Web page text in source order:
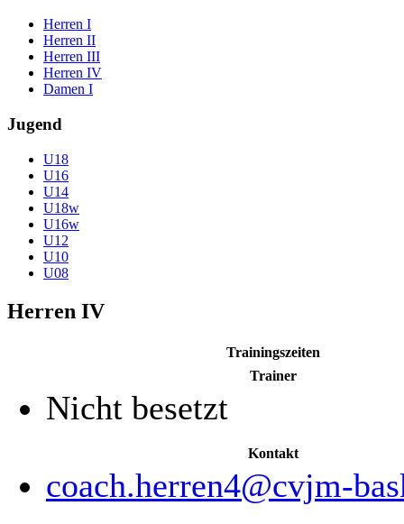
Herren I
Herren II
Herren III
Herren IV
Damen I
Jugend
U18
U16
U14
U18w
U16w
U12
U10
U08
Herren IV
Trainingszeiten
Trainer
Nicht besetzt
Kontakt